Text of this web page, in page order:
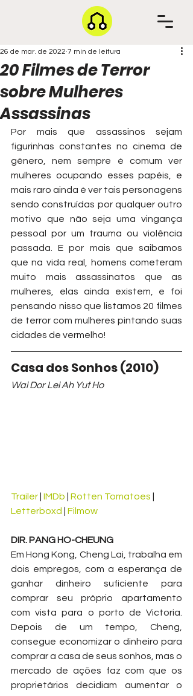
20 Filmes de Terror
sobre Mulheres
Assassinas
26 de mar. de 2022 7 min de leitura
Por mais que assassinos sejam
figurinhas constantes no cinema de
gênero, nem sempre é comum ver
mulheres ocupando esses papéis, e
mais raro ainda é ver tais personagens
sendo construídas por qualquer outro
motivo que não seja uma vingança
pessoal por um trauma ou violência
passada. E por mais que saibamos
que na vida real, homens cometeram
muito mais assassinatos que as
mulheres, elas ainda existem, e foi
pensando nisso que listamos 20 filmes
de terror com mulheres pintando suas
cidades de vermelho!
Casa dos Sonhos (2010)
Wai Dor Lei Ah Yut Ho
Trailer IMDb Rotten Tomatoes
Letterboxd
Filmow
DIR. PANG HO-CHEUNG
Em Hong Kong, Cheng Lai, trabalha em
dois empregos, com a esperança de
ganhar dinheiro suficiente para
comprar seu próprio apartamento
com vista para o porto de Victoria.
Depois de um tempo, Cheng,
consegue economizar o dinheiro para
comprar a casa de seus sonhos, mas o
mercado de ações faz com que os
proprietários decidiam aumentar o